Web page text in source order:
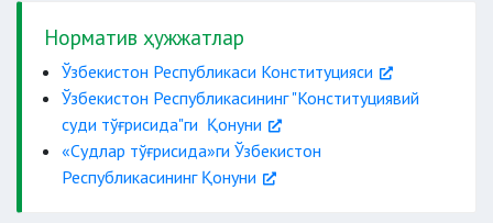
Норматив ҳужжатлар
Ўзбекистон Республикаси Конституцияси
Ўзбекистон Республикасининг "Конституциявий
суди тўғрисида"ги Қонуни
«Судлар тўғрисида»ги Ўзбекистон
Республикасининг Қонуни